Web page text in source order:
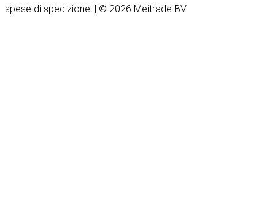
spese di spedizione. | © 2026 Meitrade BV